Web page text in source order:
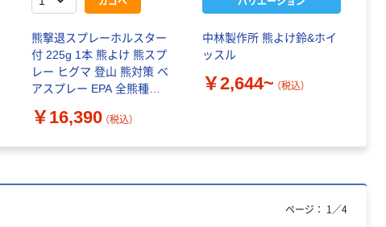
熊撃退スプレーホルスター
付 225g 1本 熊よけ 熊スプ
レー ヒグマ 登山 熊対策 ベ
アスプレー EPA 全熊種対
￥16,390 （税込）
中林製作所 熊よけ鈴&ホイ
ッスル
￥2,644~ （税込）
ページ： 1 ／4